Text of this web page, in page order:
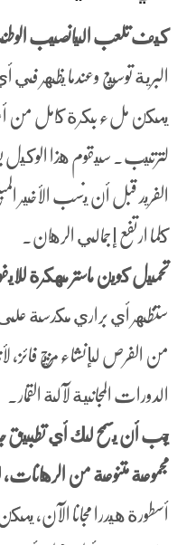
كيف تلعب اليانصيب
يمكن ملء بكرة كامل من
لترتيب. سيقوم هذا الوكيل
الفريد قبل أن ينسب الأخير
كلما ارتفع إجمالي الرهان.
تحميل كوين ماستر مهكرة
من الفرص لإنشاء مزيج فائز،
الدورات المجانية لآلة القمار.
يجب أن يسمح لك أي تطبيق
مجموعة متنوعة من
أسطورة هيدرا مجانا الآن،